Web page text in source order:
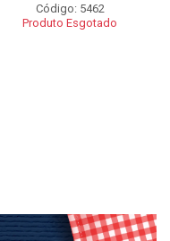
Código: 5462
Produto Esgotado